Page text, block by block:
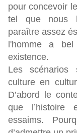
pour concevoir
tel que nous
paraître assez
l'homme a
existence.
Les scénarios
culture en
D’abord le
que l’histoire
essaims.